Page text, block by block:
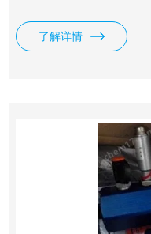
每一个产品均为100%原
的发货单，海关出具的报
了解详情